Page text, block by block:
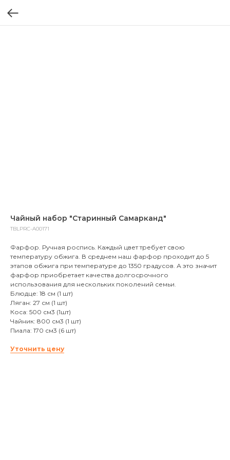
Чайный набор "Старинный Самарканд"
TBLPRC-A00171
Фарфор. Ручная роспись. Каждый цвет требует свою
температуру обжига. В среднем наш фарфор проходит до 5
этапов обжига при температуре до 1350 градусов. А это значит
фарфор приобретает качества долгосрочного
использования для нескольких поколений семьи.
Блюдце: 18 см (1 шт)
Ляган: 27 см (1 шт)
Коса: 500 см3 (1шт)
Чайник: 800 см3 (1 шт)
Пиала: 170 см3 (6 шт)
Уточнить цену